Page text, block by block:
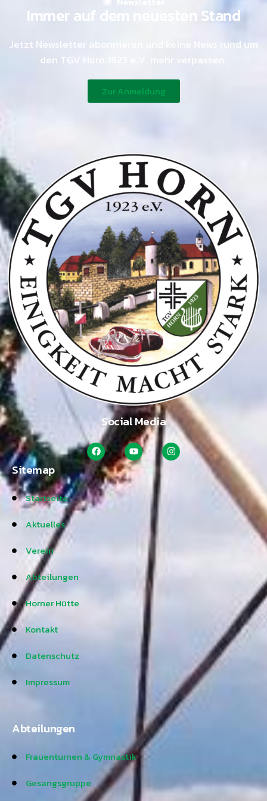
Immer auf dem neuesten Stand
Jetzt Newsletter abonnieren und keine News rund um
den TGV Horn 1923 e.V. mehr verpassen.
Zur Anmeldung
Social Media
Sitemap
Startseite
Aktuelles
Verein
Abteilungen
Horner Hütte
Kontakt
Datenschutz
Impressum
Abteilungen
Frauenturnen & Gymnastik
Gesangsgruppe